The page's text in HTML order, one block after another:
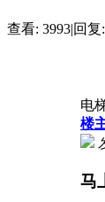
查看: 3993|回复:
电
楼
马